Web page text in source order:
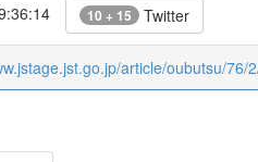
10 + 15 Twitter
article/oubutsu/76/